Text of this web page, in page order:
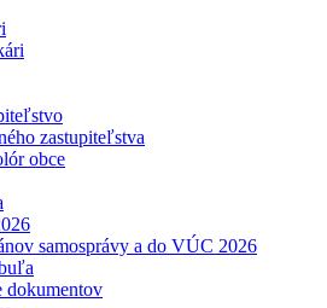
zastupiteľstva
obce
samosprávy a do VÚC 2026
dokumentov